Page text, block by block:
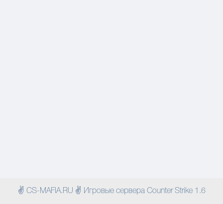
✌ CS-MAFIA.RU ✌ Игровые сервера Counter Strike 1.6